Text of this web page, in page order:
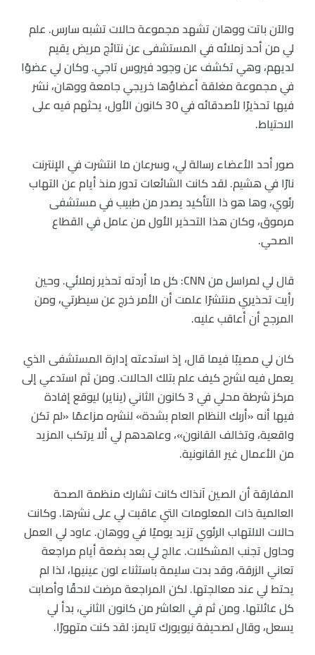
والآن باتت ووهان تشهد مجموعة حالات تشبه سارس. علم
لي من أحد زملائه في المستشفى عن نتائج مريض يقيم
لديهم، وهي تكشف عن وجود فيروس تاجي. وكان لي عضوًا
في مجموعة مغلقة أعضاؤها خريجي جامعة ووهان، نشر
فيها تحذيرًا لأصدقائه في 30 كانون الأول، يحثهم فيه على
الاحتياط.
صور أحد الأعضاء رسالة لي، وسرعان ما انتشرت في الإنترنت
نارًا في هشيم. لقد كانت الشائعات تدور منذ أيام عن التهاب
رئوي، وها هو ذا التأكيد يصدر من طبيب في مستشفى
مرموق، وكان هذا التحذير الأول من عامل في القطاع
الصحي.
قال لي لمراسل من CNN: كل ما أردته تحذير زملائي. وحين
رأيت تحذيري منتشرًا علمت أن الأمر خرج عن سيطرتي، ومن
المرجح أن أعاقب عليه.
كان لي مصيبًا فيما قال، إذ استدعته إدارة المستشفى الذي
يعمل فيه لشرح كيف علم بتلك الحالات. ومن ثم استدعي إلى
مركز شرطة محلي في 3 كانون الثاني (يناير) ليوقع إفادة
فيها أنه «أربك النظام العام بشدة» لنشره مزاعمًا «لم تكن
واقعية، وتخالف القانون»، وعاهدهم لي ألا يرتكب المزيد
من الأعمال غير القانونية.
المفارقة أن الصين آنذاك كانت تشارك منظمة الصحة
العالمية ذات المعلومات التي عاقبت لي على نشرها. وكانت
حالات الالتهاب الرئوي تزيد يوميًا في ووهان. عاود لي العمل
وحاول تجنب المشكلات. عالج لي بعد بضعة أيام مراجعة
تعاني الزرقة، وقد بدت سليمة باستثناء لون عينيها، لذا لم
يحتط لي عند معالجتها. لكن المراجعة مرضت لاحقًا وأصابت
كل عائلتها. ومن ثم في العاشر من كانون الثاني، بدأ لي
يسعل، وقال لصحيفة نيويورك تايمز: لقد كنت متهورًا.